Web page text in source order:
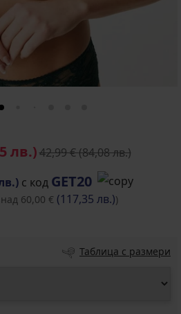
лв.)42,99 €(84,08 лв.)
с код GET20
60,00 € (117,35 лв.))
Таблица с размери